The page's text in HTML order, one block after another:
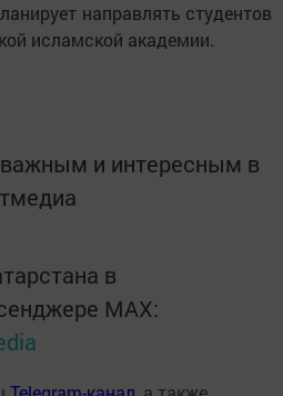
направлять студентов
исламской академии.
и интересным в
в
MАХ: